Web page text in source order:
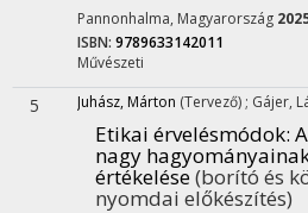
Pannonhalma, Magyarország
ISBN: 9789633142011
Művészeti
5 Juhász, Márton (Tervező) ; Gájer,
Etikai érvelésmódok:
nagy
értékelése(borító és
nyomdai előkészítés)